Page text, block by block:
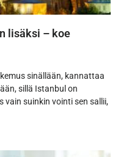
lisäksi – koe
sinällään, kannattaa
sillä Istanbul on
vain suinkin vointi sen sallii,